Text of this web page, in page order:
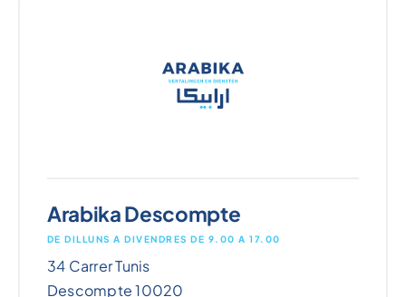
Arabika Descompte
DE DILLUNS A DIVENDRES DE 9.00 A 17.00
34 Carrer Tunis
Descompte 10020